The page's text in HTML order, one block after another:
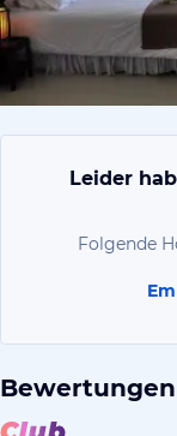
Leider
Folgende
Bewertungen